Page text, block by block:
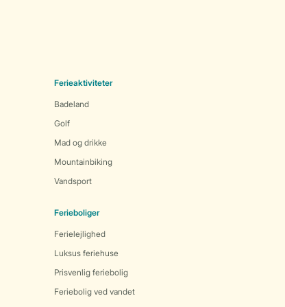
Ferieaktiviteter
Badeland
Golf
Mad og drikke
Mountainbiking
Vandsport
Ferieboliger
Ferielejlighed
Luksus feriehuse
Prisvenlig feriebolig
Feriebolig ved vandet